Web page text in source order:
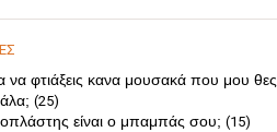
να φτιάξεις κανα μουσακά που μου θες
(25)
είναι ο μπαμπάς σου; (15)